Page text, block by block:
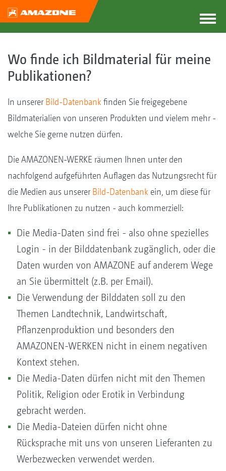
Wo finde ich Bildmaterial für meine
Publikationen?
In unsererBild-Datenbank finden Sie freigegebene
Bildmaterialien von unseren Produkten und vielem mehr -
welche Sie gerne nutzen dürfen.
Die AMAZONEN-WERKE räumen Ihnen unter den
nachfolgend aufgeführten Auflagen das Nutzungsrecht für
die Medien aus unsererBild-Datenbank ein, um diese für
Ihre Publikationen zu nutzen - auch kommerziell:
Die Media-Daten sind frei - also ohne spezielles
Login - in der Bilddatenbank zugänglich, oder die
Daten wurden von AMAZONE auf anderem Wege
an Sie übermittelt (z.B. per Email).
Die Verwendung der Bilddaten soll zu den
Themen Landtechnik, Landwirtschaft,
Pflanzenproduktion und besonders den
AMAZONEN-WERKEN nicht in einem negativen
Kontext stehen.
Die Media-Daten dürfen nicht mit den Themen
Politik, Religion oder Erotik in Verbindung
gebracht werden.
Die Media-Dateien dürfen nicht ohne
Rücksprache mit uns von unseren Lieferanten zu
Werbezwecken verwendet werden.